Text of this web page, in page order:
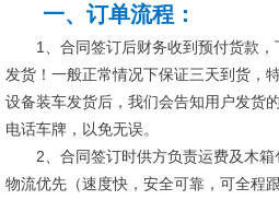
一、订单流程：
1、合同签订后财务收到预付货款，
发货！一般正常情况下保证三天到货，
设备装车发货后，我们会告知用户发货
电话车牌，以免无误。
2、合同签订时供方负责运费及木箱
物流优先（速度快，安全可靠，可全程